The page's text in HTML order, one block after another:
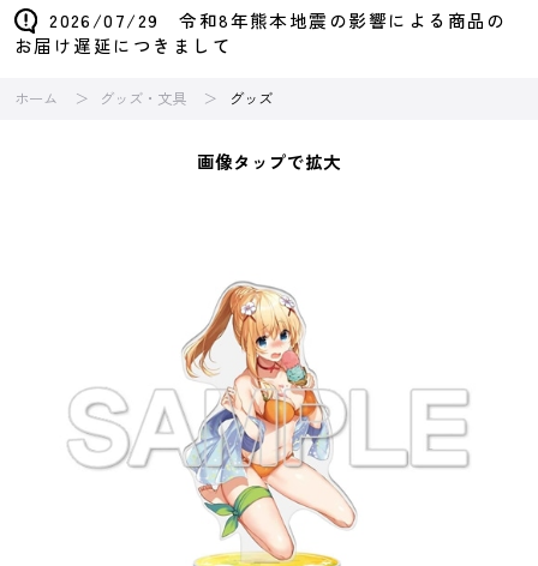
2026/07/29 令和8年熊本地震の影響による商品の
お届け遅延につきまして
ホーム グッズ・文具 グッズ
画像タップで拡大